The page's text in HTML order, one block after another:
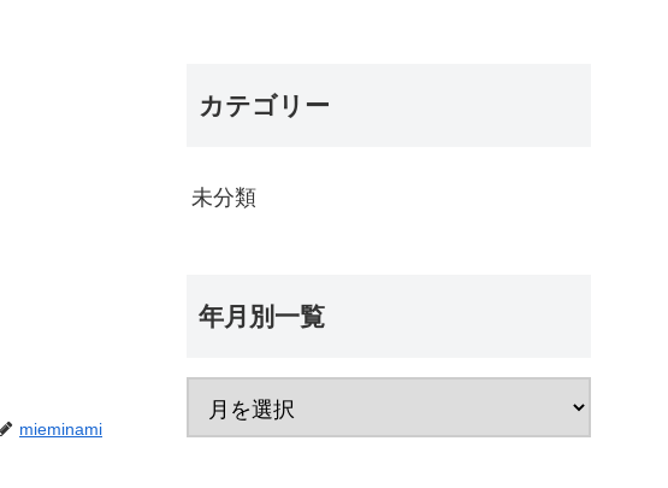
mieminami
カテゴリー
未分類
年月別一覧